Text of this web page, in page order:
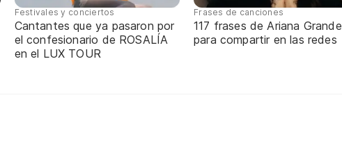
Festivales y conciertos
Cantantes que ya pasaron por
el confesionario de ROSALÍA
en el LUX TOUR
Frases de canciones
117 frases de Ariana Grande
para compartir en las redes